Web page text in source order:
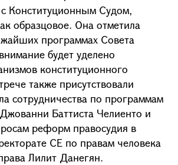
с Конституционным Судом,
образцовое. Она отметила
программах Совета
будет уделено
конституционного
также присутствовали
сотрудничества по программам
Баттиста Челиенто и
реформ правосудия в
СЕ по правам человека
Лилит Данегян.